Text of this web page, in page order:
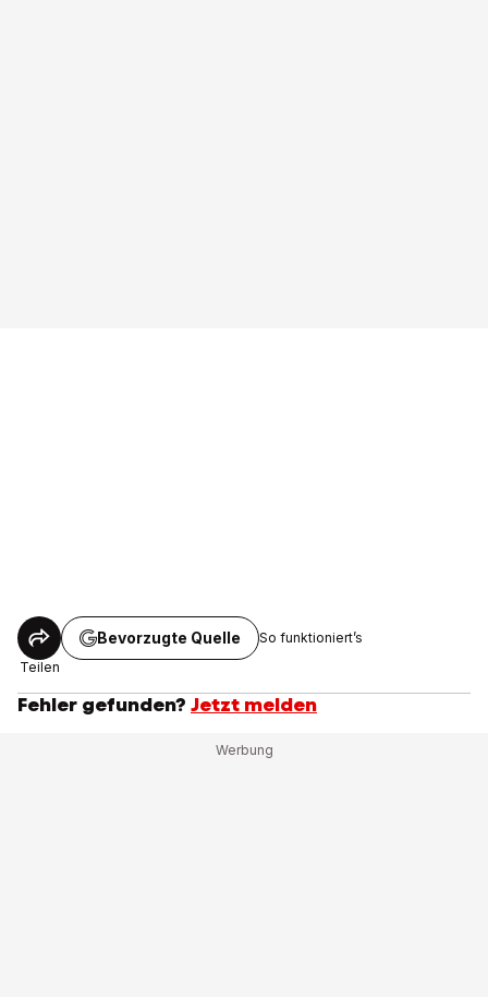
Teilen
Bevorzugte Quelle So funktioniert’s
Fehler gefunden? Jetzt melden